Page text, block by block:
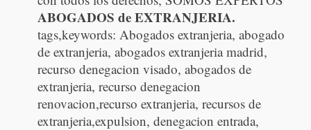
ABOGADOS de EXTRANJERIA.
tags,keywords: Abogados extranjeria, abogado
de extranjeria, abogados extranjeria madrid,
recurso denegacion visado, abogados de
extranjeria, recurso denegacion
renovacion,recurso extranjeria, recursos de
extranjeria,expulsion, denegacion entrada,